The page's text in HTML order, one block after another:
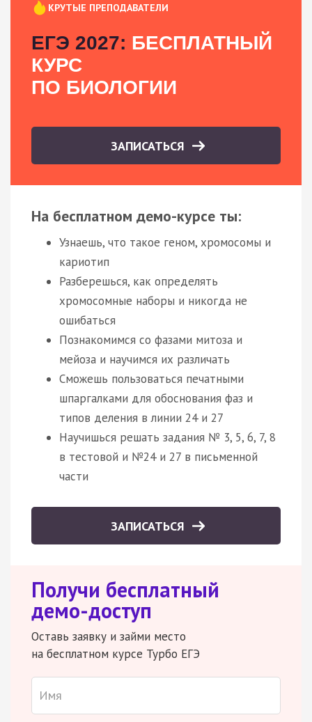
КРУТЫЕ ПРЕПОДАВАТЕЛИ
ЕГЭ 2027: БЕСПЛАТНЫЙ
КУРС
ПО БИОЛОГИИ
ЗАПИСАТЬСЯ
На бесплатном демо-курсе ты:
Узнаешь, что такое геном, хромосомы и
кариотип
Разберешься, как определять
хромосомные наборы и никогда не
ошибаться
Познакомимся со фазами митоза и
мейоза и научимся их различать
Сможешь пользоваться печатными
шпаргалками для обоснования фаз и
типов деления в линии 24 и 27
Научишься решать задания № 3, 5, 6, 7, 8
в тестовой и №24 и 27 в письменной
части
ЗАПИСАТЬСЯ
Получи бесплатный
демо-доступ
Оставь заявку и займи место
на бесплатном курсе Турбо ЕГЭ